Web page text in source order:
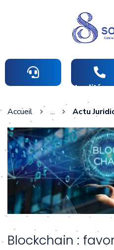
Actualités
Accueil ...
Blockchain :